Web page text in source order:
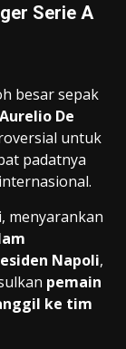
Serie A
besar sepak
Aurelio De
untuk
padatnya
menyarankan
Napoli,
pemain
ke tim